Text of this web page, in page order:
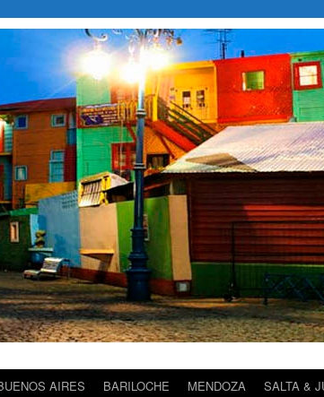
AIRES BARILOCHE MENDOZA SALTA &